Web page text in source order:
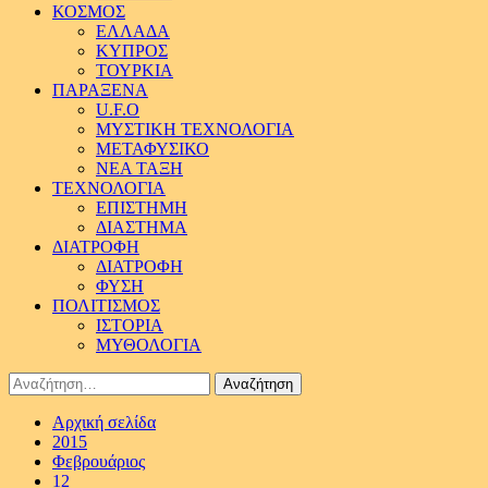
ΚΟΣΜΟΣ
ΕΛΛΑΔΑ
ΚΥΠΡΟΣ
ΤΟΥΡΚΙΑ
ΠΑΡΑΞΕΝΑ
U.F.O
ΜΥΣΤΙΚΗ ΤΕΧΝΟΛΟΓΙΑ
ΜΕΤΑΦΥΣΙΚΟ
ΝΕΑ ΤΑΞΗ
ΤΕΧΝΟΛΟΓΙΑ
ΕΠΙΣΤΗΜΗ
ΔΙΑΣΤΗΜΑ
ΔΙΑΤΡΟΦΗ
ΔΙΑΤΡΟΦΗ
ΦΥΣΗ
ΠΟΛΙΤΙΣΜΟΣ
ΙΣΤΟΡΙΑ
ΜΥΘΟΛΟΓΙΑ
Αναζήτηση
για:
Αρχική σελίδα
2015
Φεβρουάριος
12